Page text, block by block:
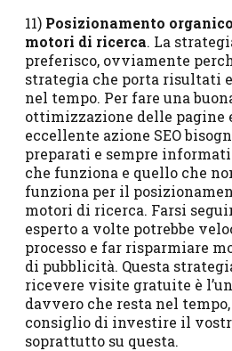
11) Posizionamento
motori di ricerca. La
preferisco, ovviamente
strategia che porta risultati
nel tempo. Per fare una
ottimizzazione delle pagine
eccellente azione SEO
preparati e sempre
che funziona e quello che
funziona per il
motori di ricerca. Farsi
esperto a volte potrebbe
processo e far risparmiare
di pubblicità. Questa
ricevere visite gratuite è
davvero che resta nel
consiglio di investire il
soprattutto su questa.